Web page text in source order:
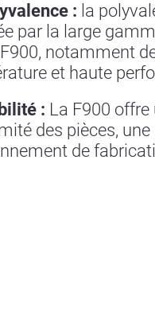
: la
par la large
notamment
et haute
: La F900
des pièces,
de